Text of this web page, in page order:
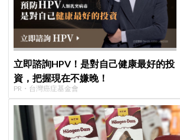
立即諮詢HPV！是對自己健康最好的投
資，把握現在不嫌晚！
PR・台灣癌症基金會